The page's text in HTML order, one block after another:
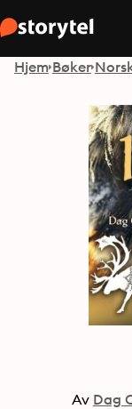
Hjem Bøker
Av Dag